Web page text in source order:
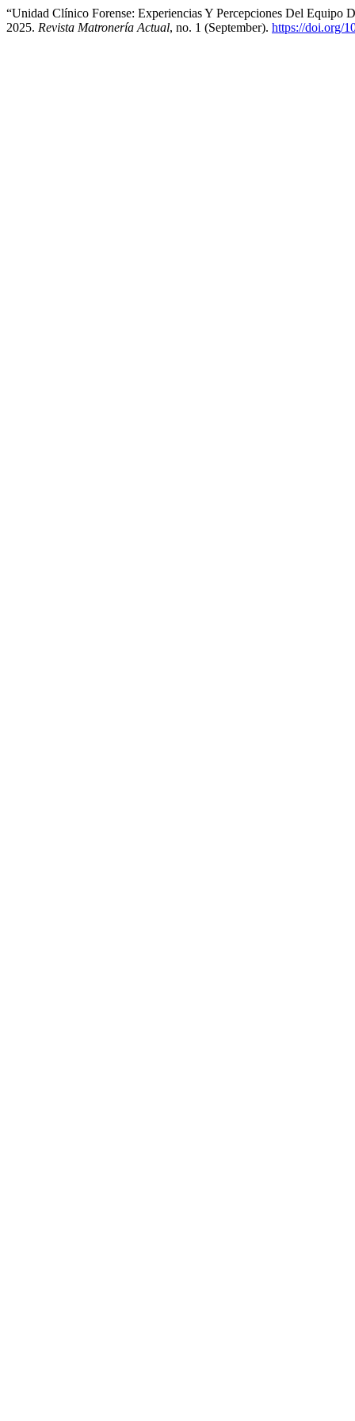
“Unidad Clínico Forense: Experiencias Y Percepciones Del Equipo
2025. Revista Matronería Actual, no. 1 (September). https://doi.org/